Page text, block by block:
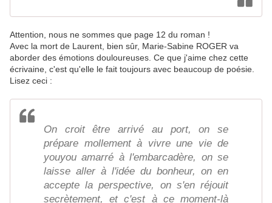
Attention, nous ne sommes que page 12 du roman !
Avec la mort de Laurent, bien sûr, Marie-Sabine ROGER va
aborder des émotions douloureuses. Ce que j'aime chez cette
écrivaine, c'est qu'elle le fait toujours avec beaucoup de poésie.
Lisez ceci :
On croit être arrivé au port, on se
prépare mollement à vivre une vie de
youyou amarré à l'embarcadère, on se
laisse aller à l'idée du bonheur, on en
accepte la perspective, on s'en réjouit
secrètement, et c'est à ce moment-là